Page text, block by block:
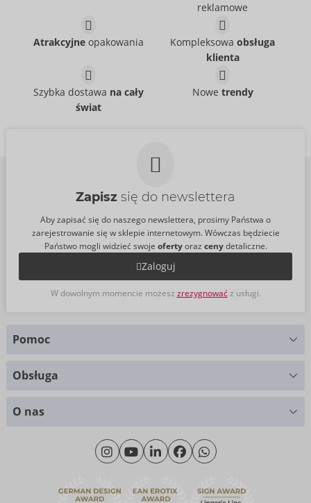
- ORION Brand
22157723041
Cena sugerowana: 54,95 €
Cottelli LINGERIE
22157561021
Cena sugerowana:
reklamowe
Atrakcyjneopakowania Kompleksowaobsługa
klienta
Szybka dostawa na cały
świat
Nowe trendy
Zapisz się do newslettera
Aby zapisać się do naszego newslettera, prosimy Państwa o
zarejestrowanie się w sklepie internetowym. Wówczas będziecie
Państwo mogli widzieć swoje ofertyoraz cenydetaliczne.
Zaloguj
W dowolnym momencie możesz zrezygnowaćz usługi.
Pomoc
Poniedziałek - Czwartek: 09.00 - 16.00
Piątek: 09.00 - 15.00
Kontakt
Obsługa
O nas
O nas
Zrównoważony rozwój
eroFame